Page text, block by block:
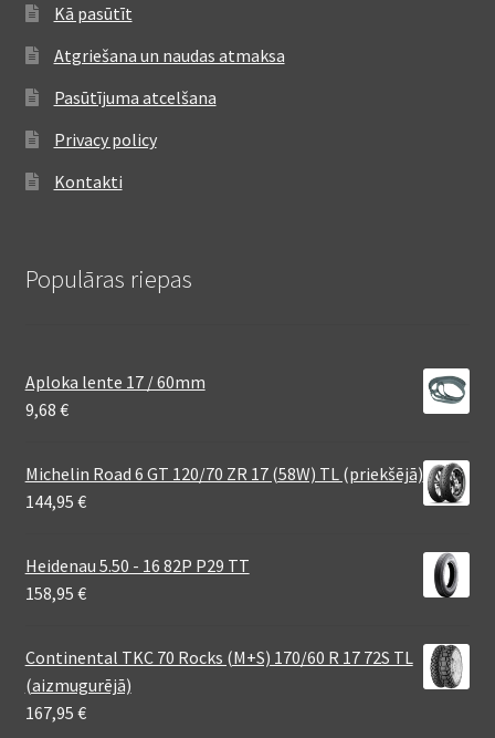
Kā pasūtīt
Atgriešana un naudas atmaksa
Pasūtījuma atcelšana
Privacy policy
Kontakti
Populāras riepas
Aploka lente 17 / 60mm
9,68 €
Michelin Road 6 GT 120/70 ZR 17 (58W) TL (priekšējā)
144,95 €
Heidenau 5.50 - 16 82P P29 TT
158,95 €
Continental TKC 70 Rocks (M+S) 170/60 R 17 72S TL
(aizmugurējā)
167,95 €